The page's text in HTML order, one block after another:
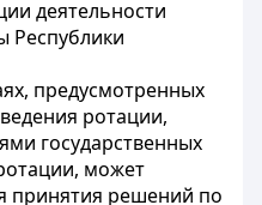
деятельности
Республики
предусмотренных
ротации,
государственных
может
принятия решений по